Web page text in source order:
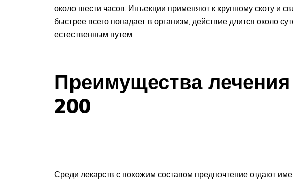
около шести часов. Инъекции применяют к крупному скоту и
быстрее всего попадает в организм, действие длится около
естественным путем.
Преимущества
200
Среди лекарств с похожим составом предпочтение отдают